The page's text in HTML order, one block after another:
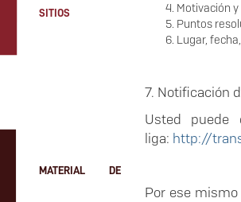
SITIOS
MATERIAL DE
Motivación
Puntos
Lugar,
7. Notificación
Usted puede
liga: http://
Por ese